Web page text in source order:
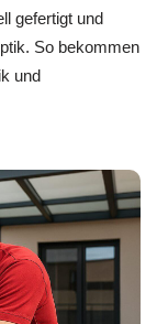
gefertigt und
So bekommen
und